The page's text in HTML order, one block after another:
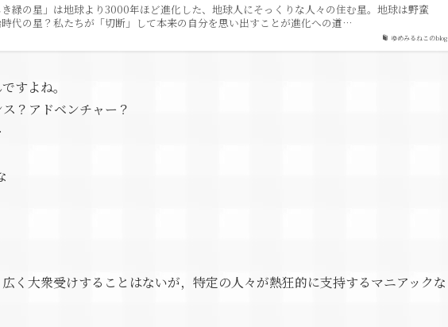
ゆめみるねこのblog
き緑の星」は地球より3000年ほど進化した、地球人にそっくりな人々の住む星。地球は野蛮
代の星？私たちが「切断」して本来の自分を思い出すことが進化への道…
すよね。
？アドベンチャー？
く大衆受けすることはないが，特定の人々が熱狂的に支持するマニアックな